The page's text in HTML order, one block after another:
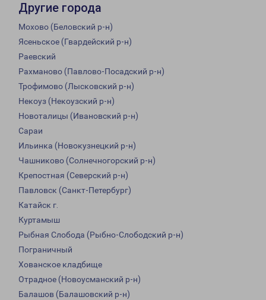
Другие города
Мохово (Беловский р-н)
Ясеньское (Гвардейский р-н)
Раевский
Рахманово (Павлово-Посадский р-н)
Трофимово (Лысковский р-н)
Некоуз (Некоузский р-н)
Новоталицы (Ивановский р-н)
Сараи
Ильинка (Новокузнецкий р-н)
Чашниково (Солнечногорский р-н)
Крепостная (Северский р-н)
Павловск (Санкт-Петербург)
Катайск г.
Куртамыш
Рыбная Слобода (Рыбно-Слободский р-н)
Пограничный
Хованское кладбище
Отрадное (Новоусманский р-н)
Балашов (Балашовский р-н)